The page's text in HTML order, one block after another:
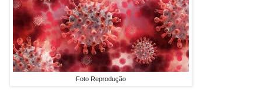
Foto Reprodução